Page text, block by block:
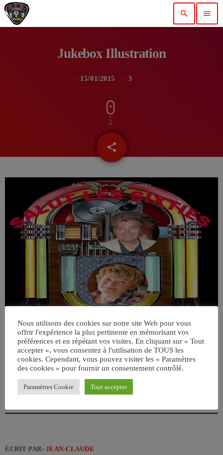
search menu
Jukebox Illustration
15/01/2015 3
share
email
Generic Luxury Sedan Stock Image by KHI,Inc.
ÉCRIT PAR: JEAN-CLAUDE
Nous utilisons des cookies sur notre site Web pour vous
offrir l'expérience la plus pertinente en mémorisant vos
préférences et en répétant vos visites. En cliquant sur « Tout
accepter », vous consentez à l'utilisation de TOUS les
cookies. Cependant, vous pouvez visiter les « Paramètres
des cookies » pour fournir un consentement contrôlé.
Paramètres Cookie Tout accepter